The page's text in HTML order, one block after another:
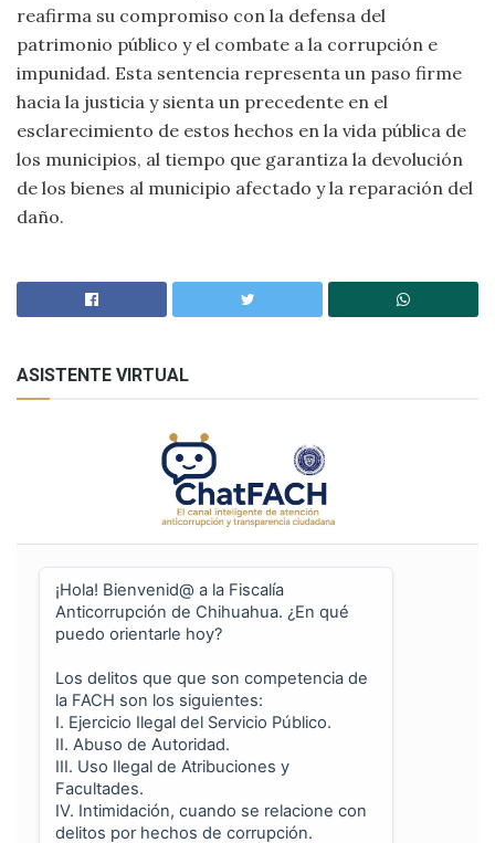
reafirma su compromiso con la defensa del
patrimonio público y el combate a la corrupción e
impunidad. Esta sentencia representa un paso firme
hacia la justicia y sienta un precedente en el
esclarecimiento de estos hechos en la vida pública de
los municipios, al tiempo que garantiza la devolución
de los bienes al municipio afectado y la reparación del
daño.
ASISTENTE VIRTUAL